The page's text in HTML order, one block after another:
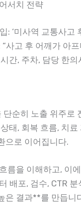
서치 전략
: ‘미사역 교통사고
사고 후 어깨가 아
간, 주차, 담당 한의
순히 노출 위주로
태, 회복 흐름, 치
으로 이어집니다.
름을 이해하고, 이
배포, 검수, CTR
은 결과**를 만듭니